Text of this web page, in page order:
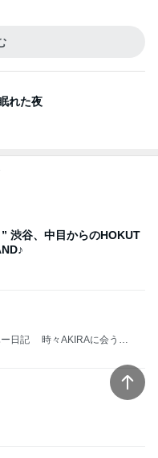
れた夜
日記 時々AKIRAに会うた